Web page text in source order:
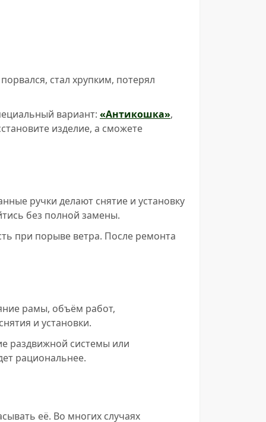
стал хрупким, потерял
вариант: «Антикошка»,
изделие, а сможете
ручки делают снятие и установку
без полной замены.
при порыве ветра. После ремонта
рамы, объём работ,
и установки.
раздвижной системы или
рациональнее.
её. Во многих случаях